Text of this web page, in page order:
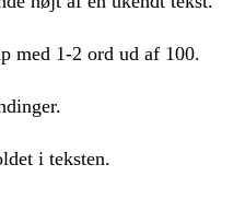
med 1-2 ord ud af 100.
i teksten.